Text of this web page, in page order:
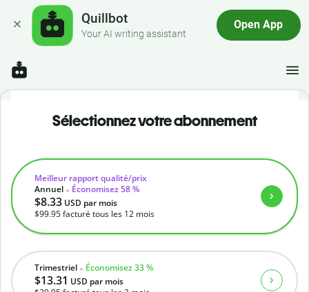
Quillbot
Your AI writing assistant
Open App
Sélectionnez votre abonnement
Trimestriel Économisez 33 %
$13.31 USD par mois
Meilleur rapport qualité/prix
Annuel
Économisez 58 %
$8.33 USD par mois
$99.95facturé tous les 12 mois